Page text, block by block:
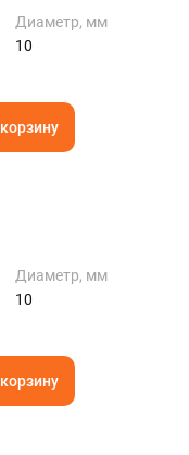
Диаметр, мм
10
Диаметр, мм
10